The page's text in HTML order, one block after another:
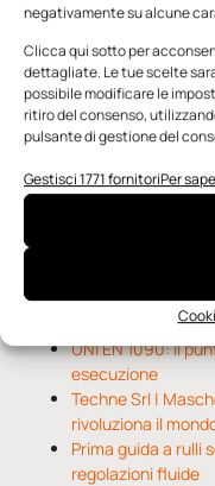
negativamente su alcune
Clicca qui sotto per
dettagliate. Le tue scelte
possibile modificare le
ritiro del consenso,
pulsante di gestione del
Gestisci 1771 fornitoriPer
Notizie da
I nanonastri di
Una nuova mano
O-Ring, tecnica e
Notizie da Il
UNI EN 1090: il
esecuzione
Techne Srl |
rivoluziona il
Prima guida a rulli
regolazioni fluide